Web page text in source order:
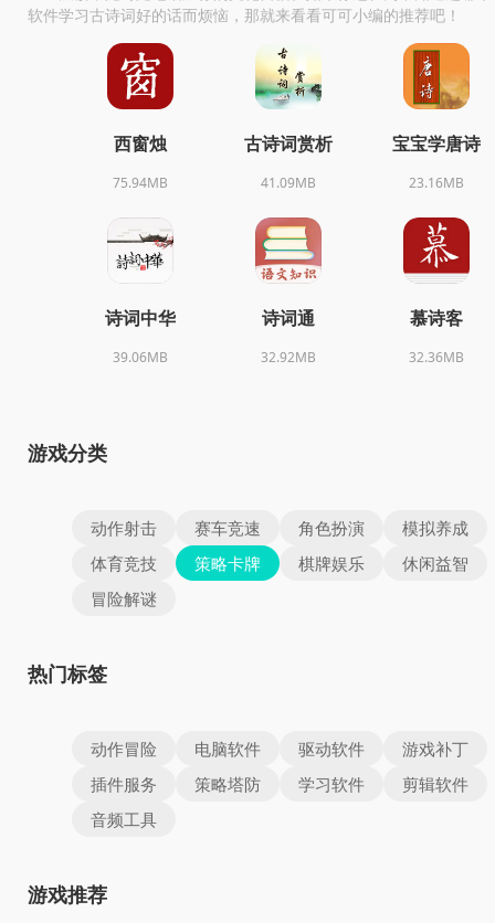
软件学习古诗词好的话而烦恼，那就来看看可可小编的推荐吧！
西窗烛
75.94MB
古诗词赏析
41.09MB
宝宝学唐诗
23.16MB
诗词中华
39.06MB
诗词通
32.92MB
慕诗客
32.36MB
游戏分类
动作射击 赛车竞速 角色扮演
模拟养成
体育竞技
策略卡牌 棋牌娱乐
休闲益智
冒险解谜
热门标签
动作冒险 电脑软件 驱动软件
游戏补丁
插件服务
策略塔防 学习软件
剪辑软件
音频工具
游戏推荐